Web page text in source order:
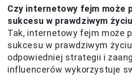
Czy internetowy fejm może
sukcesu w prawdziwym
Tak, internetowy fejm może
sukcesu w prawdziwym
odpowiedniej strategii i
influencerów wykorzystuje